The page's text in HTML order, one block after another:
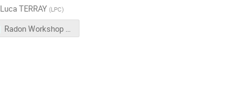
Luca TERRAY (LPC)
Radon Workshop Marseille.pdf